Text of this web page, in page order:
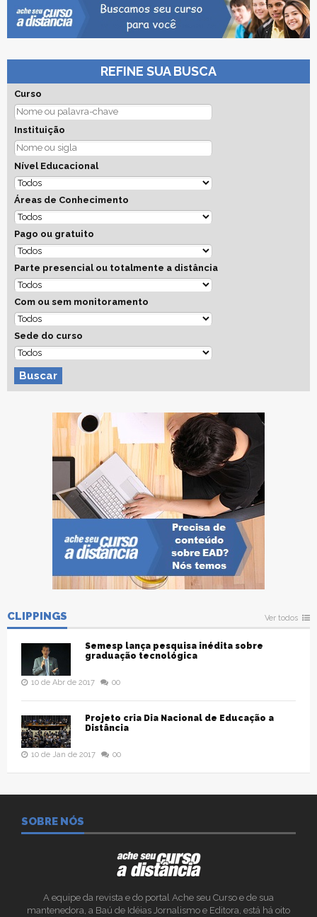
REFINE SUA BUSCA
Curso
Instituição
Nível Educacional
Áreas de Conhecimento
Pago ou gratuito
Parte presencial ou totalmente a distância
Com ou sem monitoramento
Sede do curso
Buscar
CLIPPINGS Ver todos
Semesp lança pesquisa inédita sobre
graduação tecnológica
10 de Abr de 2017 00
Projeto cria Dia Nacional de Educação a
Distância
10 de Jan de 2017 00
SOBRE NÓS
A equipe da revista e do portal Ache seu Curso e de sua
mantenedora, a Baú de Idéias Jornalismo e Editora, está há oito